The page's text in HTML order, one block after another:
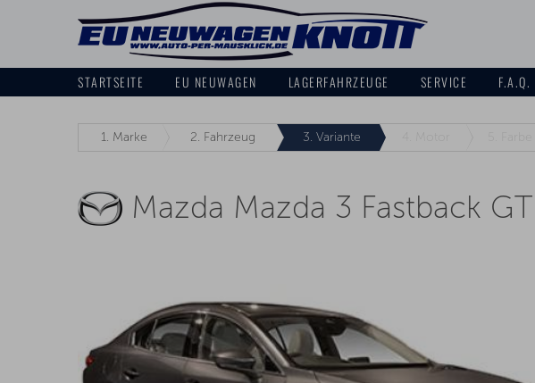
STARTSEITE EU NEUWAGEN LAGERFAHRZEUGE SERVICE F.A.Q.
1. Marke 2. Fahrzeug 3. Variante
Mazda Mazda 3 Fastback